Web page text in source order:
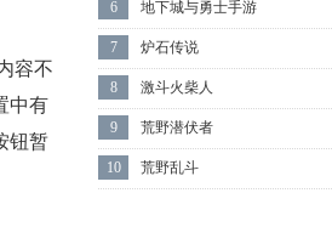
容不
中有
钮暂
6 地下城与勇士手游
7 炉石传说
8 激斗火柴人
9 荒野潜伏者
10 荒野乱斗